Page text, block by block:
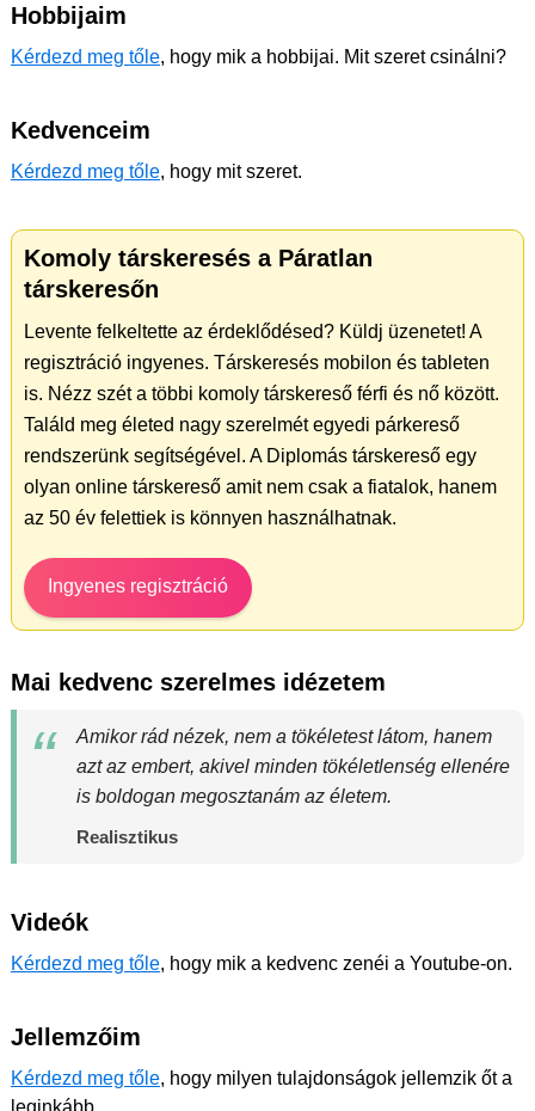
Hobbijaim
Kérdezd meg tőle, hogy mik a hobbijai. Mit szeret csinálni?
Kedvenceim
Kérdezd meg tőle, hogy mit szeret.
Komoly társkeresés a Páratlan
társkeresőn
Levente felkeltette az érdeklődésed? Küldj üzenetet! A
regisztráció ingyenes. Társkeresés mobilon és tableten
is. Nézz szét a többi komoly társkereső férfi és nő között.
Találd meg életed nagy szerelmét egyedi párkereső
rendszerünk segítségével. A Diplomás társkereső egy
olyan online társkereső amit nem csak a fiatalok, hanem
az 50 év felettiek is könnyen használhatnak.
Ingyenes regisztráció
Mai kedvenc szerelmes idézetem
Amikor rád nézek, nem a tökéletest látom, hanem
azt az embert, akivel minden tökéletlenség ellenére
is boldogan megosztanám az életem.
Realisztikus
Videók
Kérdezd meg tőle, hogy mik a kedvenc zenéi a Youtube-on.
Jellemzőim
Kérdezd meg tőle, hogy milyen tulajdonságok jellemzik őt a
leginkább.